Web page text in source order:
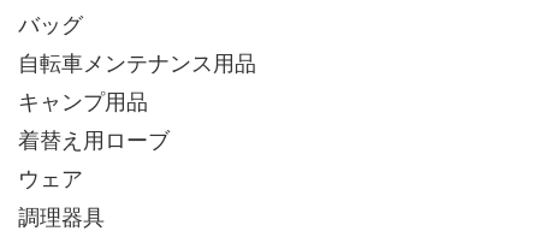
バッグ
自転車メンテナンス用品
キャンプ用品
着替え用ローブ
ウェア
調理器具